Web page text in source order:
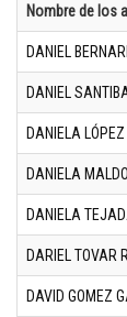
Nombre de los
DANIEL
DANIEL
DANIELA
DANIELA
DANIELA
DARIEL TOVAR
DAVID GOMEZ